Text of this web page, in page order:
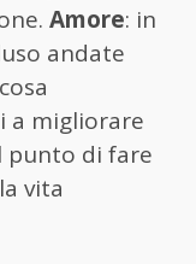
Amore: in
andate
a migliorare
punto di fare
vita